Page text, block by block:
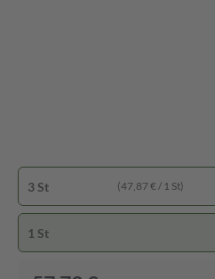
3 St (47,87 € / 1 St)
1 St